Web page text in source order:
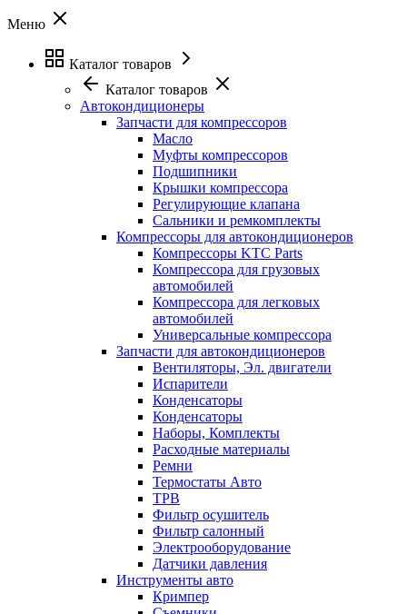
Меню
Каталог товаров
Каталог товаров
Автокондиционеры
Запчасти для компрессоров
Масло
Муфты компрессоров
Подшипники
Крышки компрессора
Регулирующие клапана
Сальники и ремкомплекты
Компрессоры для автокондиционеров
Компрессоры KTC Parts
Компрессора для грузовых
автомобилей
Компрессора для легковых
автомобилей
Универсальные компрессора
Запчасти для автокондиционеров
Вентиляторы, Эл. двигатели
Испарители
Конденсаторы
Конденсаторы
Наборы, Комплекты
Расходные материалы
Ремни
Термостаты Авто
ТРВ
Фильтр осушитель
Фильтр салонный
Электрооборудование
Датчики давления
Инструменты авто
Кримпер